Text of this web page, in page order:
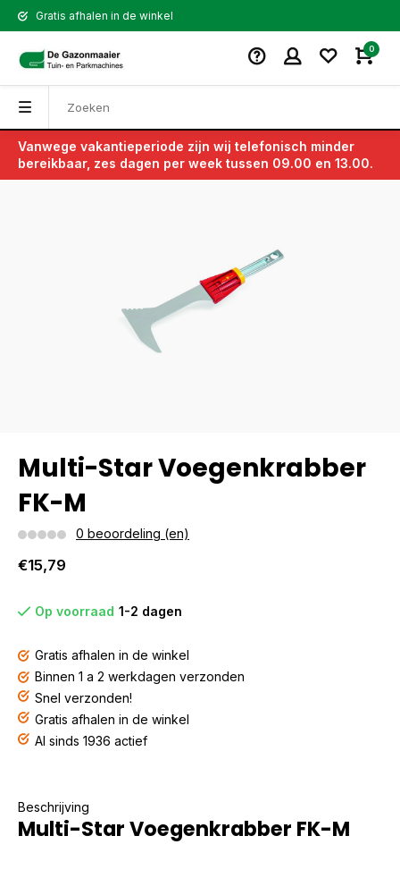
Gratis afhalen in de winkel
0
Vanwege vakantieperiode zijn wij telefonisch minder
bereikbaar, zes dagen per week tussen 09.00 en 13.00.
Terug
Multi-Star Voegenkrabber
FK-M
0 beoordeling (en)
€15,79
Op voorraad 1-2 dagen
Gratis afhalen in de winkel
Binnen 1 a 2 werkdagen verzonden
Snel verzonden!
Gratis afhalen in de winkel
Al sinds 1936 actief
Beschrijving
Multi-Star Voegenkrabber FK-M